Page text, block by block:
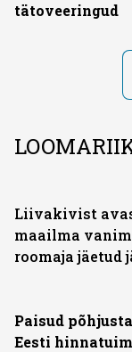
tätoveeringud
Liivakivist
maailma
roomaja jäetud
Paisud
Eesti